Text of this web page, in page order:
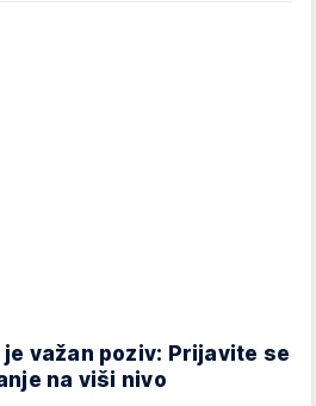
važan poziv: Prijavite se
na viši nivo